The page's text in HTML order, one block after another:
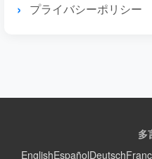
プライバシーポリシー
多
EnglishEspañolDeutsch